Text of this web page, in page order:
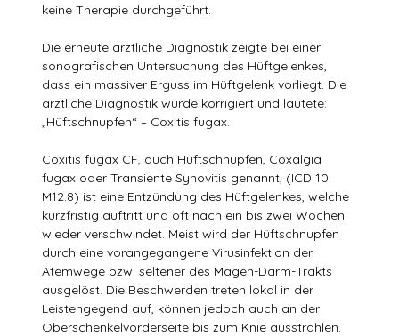
keine Therapie durchgeführt.
Die erneute ärztliche Diagnostik zeigte bei einer
sonografischen Untersuchung des Hüftgelenkes,
dass ein massiver Erguss im Hüftgelenk vorliegt. Die
ärztliche Diagnostik wurde korrigiert und lautete:
„Hüftschnupfen“ – Coxitis fugax.
Coxitis fugax CF, auch Hüftschnupfen, Coxalgia
fugax oder Transiente Synovitis genannt, (ICD 10:
M12.8) ist eine Entzündung des Hüftgelenkes, welche
kurzfristig auftritt und oft nach ein bis zwei Wochen
wieder verschwindet. Meist wird der Hüftschnupfen
durch eine vorangegangene Virusinfektion der
Atemwege bzw. seltener des Magen-Darm-Trakts
ausgelöst. Die Beschwerden treten lokal in der
Leistengegend auf, können jedoch auch an der
Oberschenkelvorderseite bis zum Knie ausstrahlen.